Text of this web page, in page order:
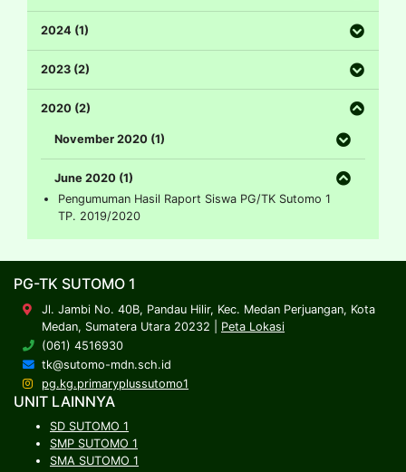
2024 (1)
2023 (2)
2020 (2)
November 2020 (1)
June 2020 (1)
Pengumuman Hasil Raport Siswa PG/TK Sutomo 1
TP. 2019/2020
PG-TK SUTOMO 1
Jl. Jambi No. 40B, Pandau Hilir, Kec. Medan Perjuangan, Kota
Medan, Sumatera Utara 20232 | Peta Lokasi
(061) 4516930
tk@sutomo-mdn.sch.id
pg.kg.primaryplussutomo1
UNIT LAINNYA
SD SUTOMO 1
SMP SUTOMO 1
SMA SUTOMO 1